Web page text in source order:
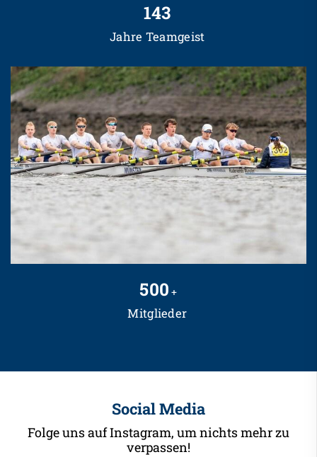
143
Jahre Teamgeist
500 +
Mitglieder
Social Media
Folge uns auf Instagram, um nichts mehr zu
verpassen!